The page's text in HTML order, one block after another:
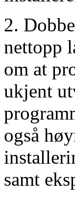
2.
nettopp
om at
ukjent
også
samt